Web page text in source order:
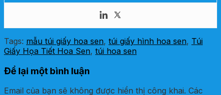
Tags: mẫu túi giấy hoa sen, túi giấy hình hoa sen, Túi
Giấy Họa Tiết Hoa Sen, túi hoa sen
Để lại một bình luận
Email của bạn sẽ không được hiển thị công khai. Các